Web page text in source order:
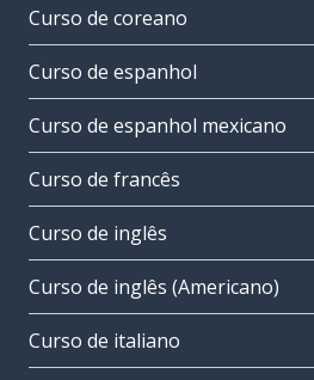
Curso de coreano
Curso de espanhol
Curso de espanhol mexicano
Curso de francês
Curso de inglês
Curso de inglês (Americano)
Curso de italiano